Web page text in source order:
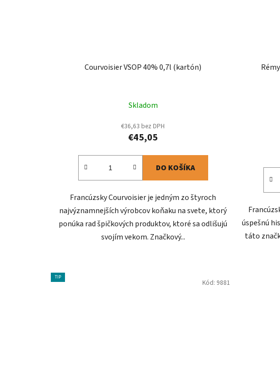
Courvoisier VSOP 40% 0,7l (kartón)
Skladom
€36,63 bez DPH
€45,05
DO KOŠÍKA
Francúzsky Courvoisier je jedným zo štyroch
najvýznamnejších výrobcov koňaku na svete, ktorý
ponúka rad špičkových produktov, ktoré sa odlišujú
svojím vekom. Značkový...
úspešnú
táto
TIP
Kód: 9881